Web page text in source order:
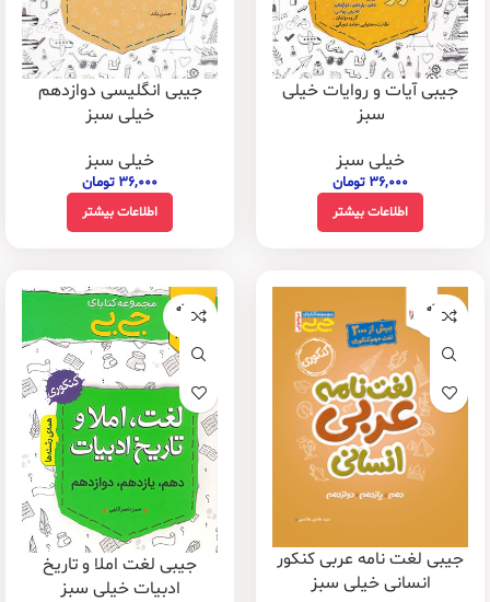
جیبی آیات و روایات خیلی
سبز
خیلی سبز
۳۶,۰۰۰ تومان
اطلاعات بیشتر
جیبی انگلیسی دوازدهم
خیلی سبز
خیلی سبز
۳۶,۰۰۰ تومان
اطلاعات بیشتر
فروخته
شده
جیبی لغت نامه عربی کنکور
انسانی خیلی سبز
فروخته
شده
جیبی لغت املا و تاریخ
ادبیات خیلی سبز